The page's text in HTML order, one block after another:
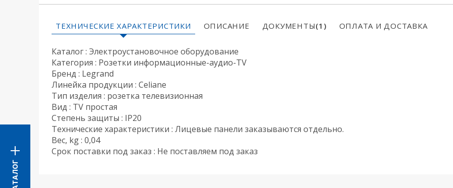
КАТАЛОГ
ТЕХНИЧЕСКИЕ ХАРАКТЕРИСТИКИ ОПИСАНИЕ ДОКУМЕНТЫ(1) ОПЛАТА И ДОСТАВКА
Каталог : Электроустановочное оборудование
Категория : Розетки информационные-аудио-TV
Бренд : Legrand
Линейка продукции : Celiane
Тип изделия : розетка телевизионная
Вид : TV простая
Степень защиты : IP20
Технические характеристики : Лицевые панели заказываются отдельно.
Вес, kg : 0,04
Срок поставки под заказ : Не поставляем под заказ